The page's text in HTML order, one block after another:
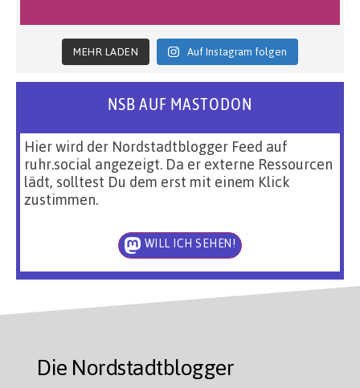
MEHR LADEN Auf Instagram folgen
NSB AUF MASTODON
Hier wird der Nordstadtblogger Feed auf
ruhr.social angezeigt. Da er externe Ressourcen
lädt, solltest Du dem erst mit einem Klick
zustimmen.
WILL ICH SEHEN!
Die Nordstadtblogger